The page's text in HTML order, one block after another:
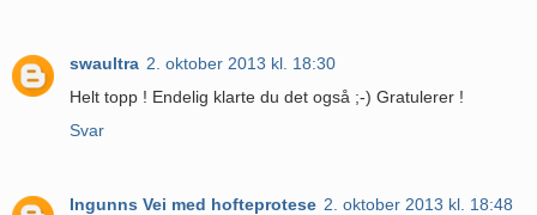
swaultra 2. oktober 2013 kl. 18:30
Helt topp ! Endelig klarte du det også ;-) Gratulerer !
Svar
Ingunns Vei med hofteprotese 2. oktober 2013 kl. 18:48